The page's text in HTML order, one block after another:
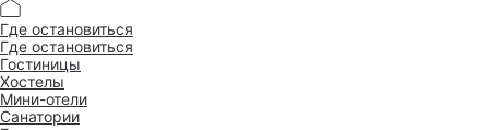
Где остановиться
Где остановиться
Гостиницы
Хостелы
Мини-отели
Санатории